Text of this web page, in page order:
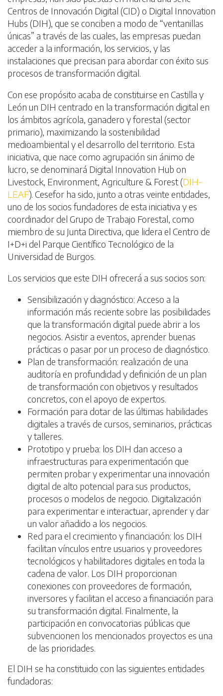
Centros de Innovación Digital (CID) o Digital Innovation
Hubs (DIH), que se conciben a modo de “ventanillas
únicas” a través de las cuales, las empresas puedan
acceder a la información, los servicios, y las
instalaciones que precisan para abordar con éxito sus
procesos de transformación digital.
Con ese propósito acaba de constituirse en Castilla y
León un DIH centrado en la transformación digital en
los ámbitos agrícola, ganadero y forestal (sector
primario), maximizando la sostenibilidad
medioambiental y el desarrollo del territorio. Esta
iniciativa, que nace como agrupación sin ánimo de
lucro, se denominará Digital Innovation Hub on
Livestock, Environment, Agriculture & Forest (DIH-
LEAF). Cesefor ha sido, junto a otras veinte entidades,
uno de los socios fundadores de esta iniciativa y es
coordinador del Grupo de Trabajo Forestal, como
miembro de su Junta Directiva, que lidera el Centro de
I+D+i del Parque Científico Tecnológico de la
Universidad de Burgos.
Los servicios que este DIH ofrecerá a sus socios son:
Sensibilización y diagnóstico: Acceso a la
información más reciente sobre las posibilidades
que la transformación digital puede abrir a los
negocios. Asistir a eventos, aprender buenas
prácticas o pasar por un proceso de diagnóstico.
Plan de transformación: realización de una
auditoría en profundidad y definición de un plan
de transformación con objetivos y resultados
concretos, con el apoyo de expertos.
Formación para dotar de las últimas habilidades
digitales a través de cursos, seminarios, prácticas
y talleres.
Prototipo y prueba: los DIH dan acceso a
infraestructuras para experimentación que
permiten probar y experimentar una innovación
digital de alto potencial para sus productos,
procesos o modelos de negocio. Digitalización
para experimentar e interactuar, aprender y dar
un valor añadido a los negocios.
Red para el crecimiento y financiación: los DIH
facilitan vínculos entre usuarios y proveedores
tecnológicos y habilitadores digitales en toda la
cadena de valor. Los DIH proporcionan
conexiones con proveedores de formación,
inversores y facilitan el acceso a financiación para
su transformación digital. Finalmente, la
participación en convocatorias públicas que
subvencionen los mencionados proyectos es una
de las prioridades.
El DIH se ha constituido con las siguientes entidades
fundadoras: